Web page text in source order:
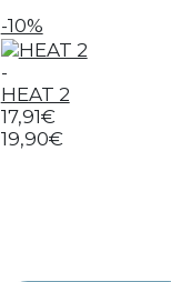
-10%
-
HEAT 2
17,91€
19,90€